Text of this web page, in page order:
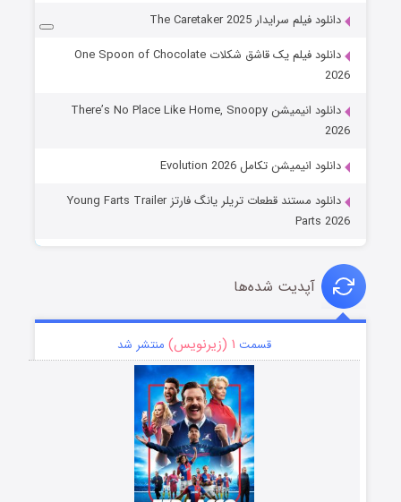
دانلود فیلم سرایدار The Caretaker 2025
دانلود فیلم یک قاشق شکلات One Spoon of Chocolate
2026
دانلود انیمیشن There’s No Place Like Home, Snoopy
2026
دانلود انیمیشن تکامل Evolution 2026
دانلود مستند قطعات تریلر یانگ فارتز Young Farts Trailer
Parts 2026
آپدیت شده‌ها
قسمت ۱ (زیرنویس) منتشر شد